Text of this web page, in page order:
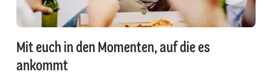
Mit euch in den Momenten, auf die es
ankommt